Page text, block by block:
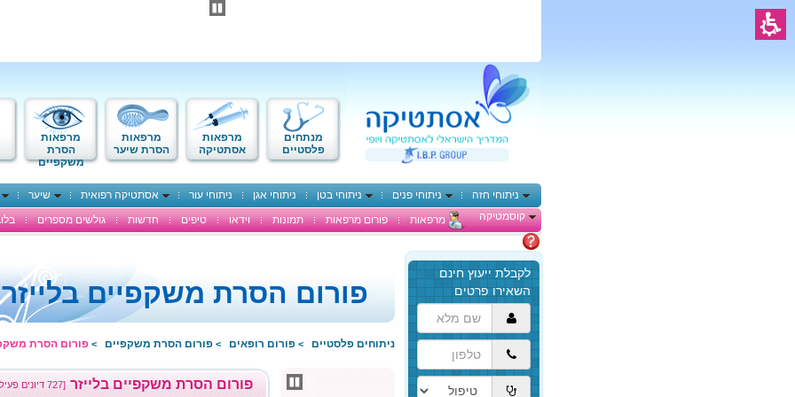
מנתחים
פלסטיים
מרפאות
אסתטיקה
מרפאות
הסרת שיער
מרפאות
הסרת
משקפיים
ניתוחי חזה ניתוחי פנים ניתוחי בטן ניתוחי אגן ניתוחי עור אסתטיקה רפואית שיער
קוסמטיקה
מרפאות פורום מרפאות תמונות וידאו טיפים חדשות גולשים מספרים
הגעת
לתוכן
המרכזי,
באפשרותך
ללחוץ
אנטר
כדי
לדלג
לאזור
פורום הסרת משקפיים בלייזר
ניתוחים פלסטיים > פורום רופאים > פורום הסרת משקפיים > פורום הסרת
[727 דיונים פעילים] פורום הסרת משקפיים בלייזר